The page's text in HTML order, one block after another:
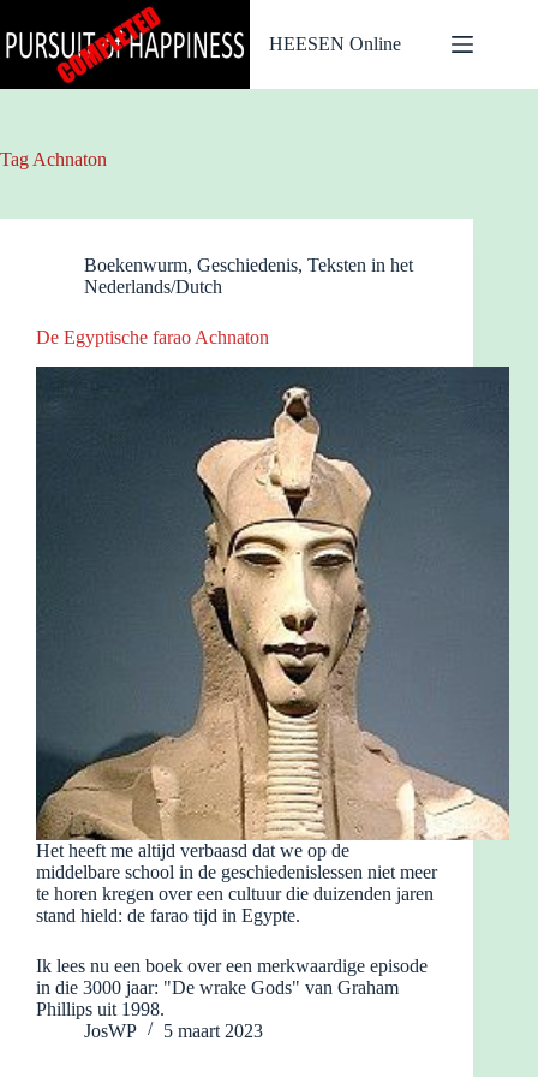
naar
de
HEESEN Online
Tag Achnaton
Boekenwurm, Geschiedenis, Teksten in het
Nederlands/Dutch
De Egyptische farao Achnaton
Het heeft me altijd verbaasd dat we op de
middelbare school in de geschiedenislessen niet meer
te horen kregen over een cultuur die duizenden jaren
stand hield: de farao tijd in Egypte.
Ik lees nu een boek over een merkwaardige episode
in die 3000 jaar: "De wrake Gods" van Graham
Phillips uit 1998.
JosWP
5 maart 2023